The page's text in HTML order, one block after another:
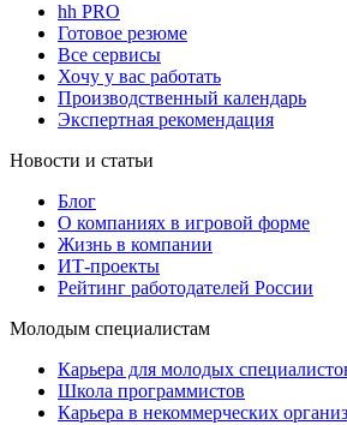
hh PRO
Готовое резюме
Все сервисы
Хочу у вас работать
Производственный календарь
Экспертная рекомендация
Новости и статьи
Блог
О компаниях в игровой форме
Жизнь в компании
ИТ-проекты
Рейтинг работодателей России
Молодым специалистам
Карьера для молодых
Школа программистов
Карьера в некоммерческих